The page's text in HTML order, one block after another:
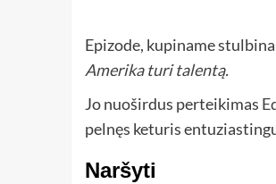
Epizode, kupiname
Amerika turi talentą.
Jo nuoširdus perteikimas
pelnęs keturis
Naršyti